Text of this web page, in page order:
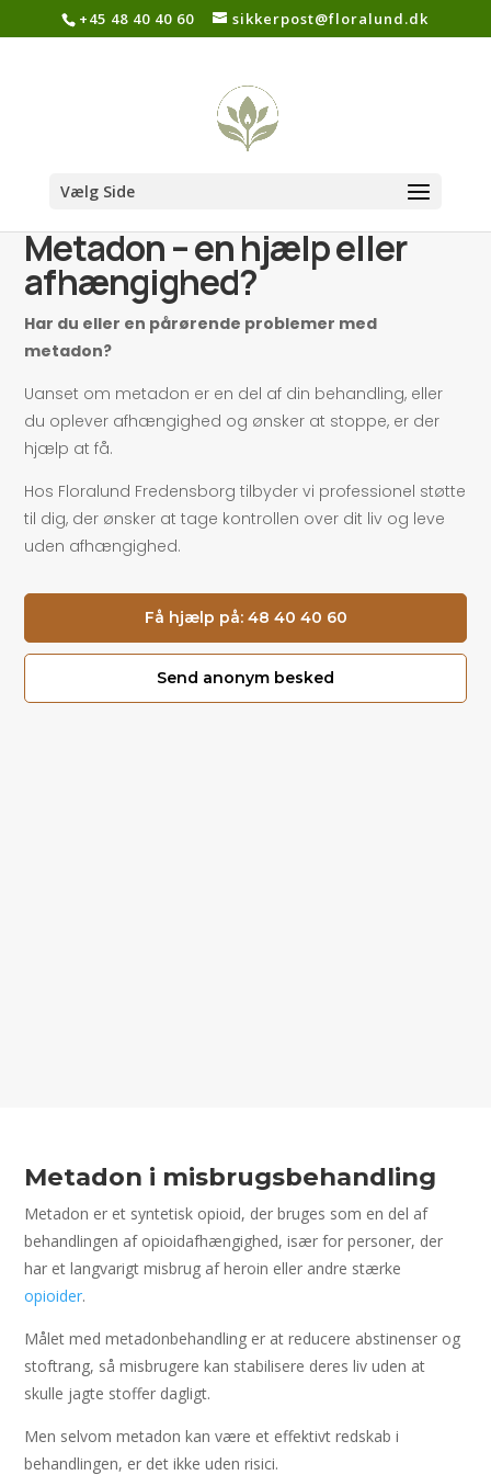
+45 48 40 40 60 sikkerpost@floralund.dk
Vælg Side
Metadon – en hjælp eller
afhængighed?
Har du eller en pårørende problemer med
metadon?
Uanset om metadon er en del af din behandling, eller
du oplever afhængighed og ønsker at stoppe, er der
hjælp at få.
Hos Floralund Fredensborg tilbyder vi professionel støtte
til dig, der ønsker at tage kontrollen over dit liv og leve
uden afhængighed.
Få hjælp på: 48 40 40 60
Send anonym besked
Metadon i misbrugsbehandling
Metadon er et syntetisk opioid, der bruges som en del af
behandlingen af opioidafhængighed, især for personer, der
har et langvarigt misbrug af heroin eller andre stærke
opioider.
Målet med metadonbehandling er at reducere abstinenser og
stoftrang, så misbrugere kan stabilisere deres liv uden at
skulle jagte stoffer dagligt.
Men selvom metadon kan være et effektivt redskab i
behandlingen, er det ikke uden risici.